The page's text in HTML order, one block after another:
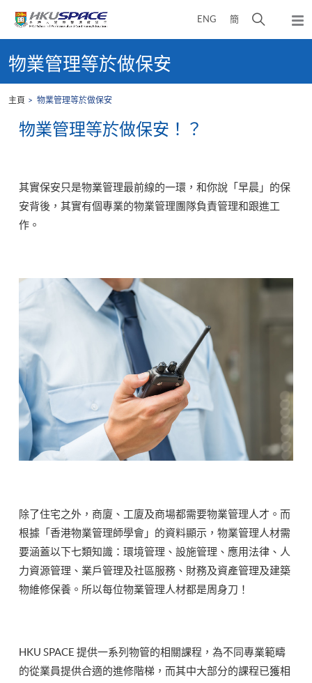
ENG 簡
開
彈
出
單
content
start物業管理等於做保安
主頁 物業管理等於做保安
物業管理等於做保安！？
其實保安只是物業管理最前線的一環，和你說「早晨」的保
安背後，其實有個專業的物業管理團隊負責管理和跟進工
作。
除了住宅之外，商廈、工廈及商場都需要物業管理人才。而
根據「香港物業管理師學會」的資料顯示，物業管理人材需
要涵蓋以下七類知識：環境管理、設施管理、應用法律、人
力資源管理、業戶管理及社區服務、財務及資產管理及建築
物維修保養。所以每位物業管理人材都是周身刀！
HKU SPACE 提供一系列物管的相關課程，為不同專業範疇
的從業員提供合適的進修階梯，而其中大部分的課程已獲相